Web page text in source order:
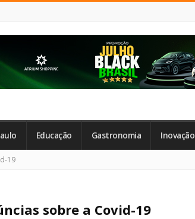
Educação Gastronomia Inovação
19
sobre a Covid-19